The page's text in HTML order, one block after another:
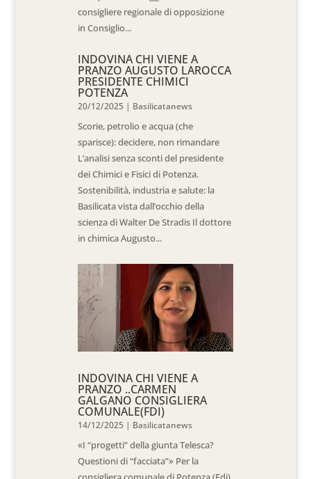
consigliere regionale di opposizione
in Consiglio...
INDOVINA CHI VIENE A
PRANZO AUGUSTO LAROCCA
PRESIDENTE CHIMICI
POTENZA
20/12/2025 | Basilicatanews
Scorie, petrolio e acqua (che
sparisce): decidere, non rimandare
L’analisi senza sconti del presidente
dei Chimici e Fisici di Potenza.
Sostenibilità, industria e salute: la
Basilicata vista dall’occhio della
scienza di Walter De Stradis Il dottore
in chimica Augusto...
INDOVINA CHI VIENE A
PRANZO ..CARMEN
GALGANO CONSIGLIERA
COMUNALE(FDI)
14/12/2025 | Basilicatanews
«I “progetti” della giunta Telesca?
Questioni di “facciata”» Per la